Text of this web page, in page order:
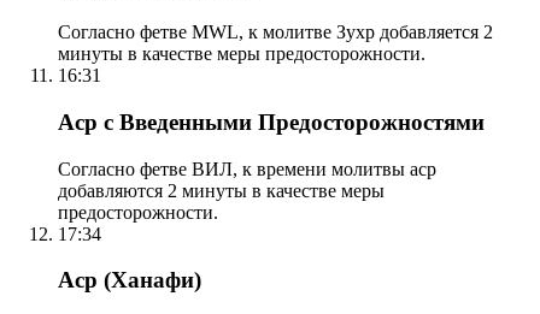
Согласно фетве MWL, к молитве Зухр добавляется 2
минуты в качестве меры предосторожности.
16:31
Аср с Введенными Предосторожностями
Согласно фетве ВИЛ, к времени молитвы аср
добавляются 2 минуты в качестве меры
предосторожности.
17:34
Аср (Ханафи)